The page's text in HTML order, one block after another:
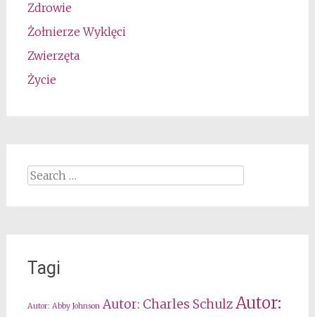
Zdrowie
Żołnierze Wyklęci
Zwierzęta
Życie
Search
Tagi
Autor: Abby Johnson Autor: Charles SchulzAutor: